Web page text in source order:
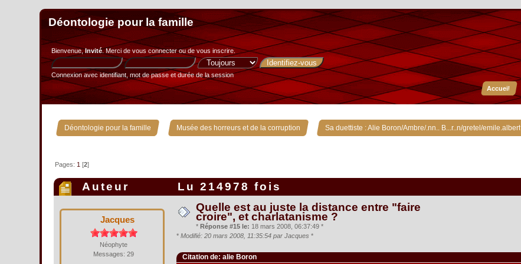
Déontologie pour la famille
Bienvenue,Invité. Merci devous connecterou devous inscrire.
Connexion avec identifiant, mot de passe et durée de la session
Accueil
Déontologie pour la famille » Musée des horreurs et de la corruption » Sa duettiste : Alie Boron/Ambre/.nn.. B...r..n/gretel/emile.albert
Pages: 1 [2]
Auteur Lu 214978 fois
Jacques
Néophyte
Messages: 29
Quelle est au juste la distance entre "faire
croire", et charlatanisme ?
* Réponse #15 le: 18 mars 2008, 06:37:49 *
*Modifié: 20 mars 2008, 11:35:54 par Jacques *
Citation de: alie Boron